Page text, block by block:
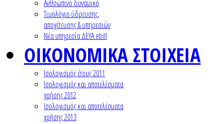
Ανθρώπινο δυναμικό
Τιμολόγιο ύδρευσης,
αποχέτευσης & υπηρεσιών
Nέα υπηρεσία ΔΕΥΑ ebill
ΟΙΚΟΝΟΜΙΚΑ ΣΤΟΙΧΕΙΑ
Ισολογισμός έτους 2011
Ισολογισμός και αποτελέσματα
χρήσης 2012
Ισολογισμός και αποτελέσματα
χρήσης 2013